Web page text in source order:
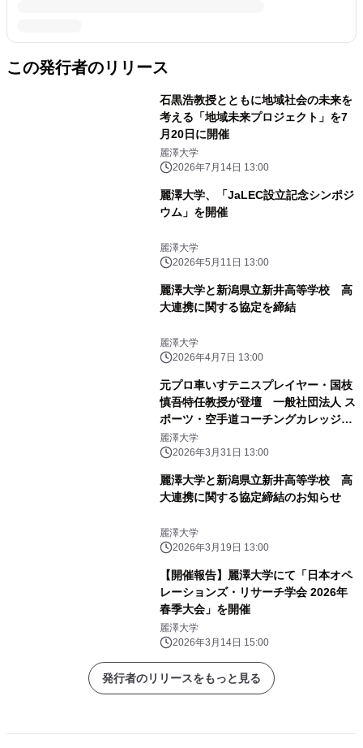
この発行者のリリース
石黒浩教授とともに地域社会の未来を
考える「地域未来プロジェクト」を7
月20日に開催
麗澤大学
2026年7月14日 13:00
麗澤大学、「JaLEC設立記念シンポジ
ウム」を開催
麗澤大学
2026年5月11日 13:00
麗澤大学と新潟県立新井高等学校 高
大連携に関する協定を締結
麗澤大学
2026年4月7日 13:00
元プロ車いすテニスプレイヤー・国枝
慎吾特任教授が登壇 一般社団法人 ス
ポーツ・空手道コーチングカレッジ
「第1回創立記念フォーラム」4月19日
(日)麗澤大学にて開催
麗澤大学
2026年3月31日 13:00
麗澤大学と新潟県立新井高等学校 高
大連携に関する協定締結のお知らせ
麗澤大学
2026年3月19日 13:00
【開催報告】麗澤大学にて「日本オペ
レーションズ・リサーチ学会 2026年
春季大会」を開催
麗澤大学
2026年3月14日 15:00
発行者のリリースをもっと見る